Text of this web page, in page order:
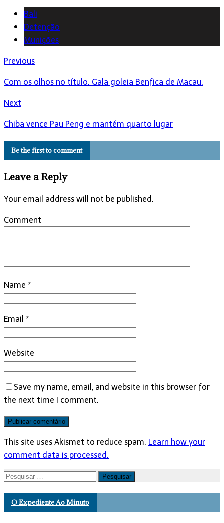
Bali
Detenção
Munições
Previous
Com os olhos no título. Gala goleia Benfica de Macau.
Next
Chiba vence Pau Peng e mantém quarto lugar
Be the first to comment
Leave a Reply
Your email address will not be published.
Comment
Name*
Email*
Website
Save my name, email, and website in this browser for
the next time I comment.
This site uses Akismet to reduce spam. Learn how your
comment data is processed.
Pesquisar
O Expediente Ao Minuto